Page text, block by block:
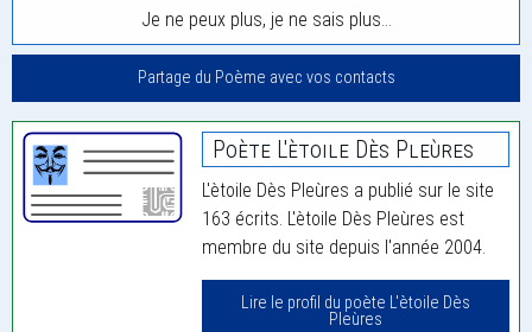
Je ne peux plus, je ne sais plus…
Partage du Poème avec vos contacts
Poète L'ètoile Dès Pleùres
L'ètoile Dès Pleùres a publié sur le site
163 écrits. L'ètoile Dès Pleùres est
membre du site depuis l'année 2004.
Lire le profil du poète L'ètoile Dès
Pleùres